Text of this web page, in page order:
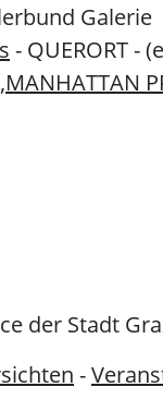
Galerie
- QUERORT -
der Stadt
-